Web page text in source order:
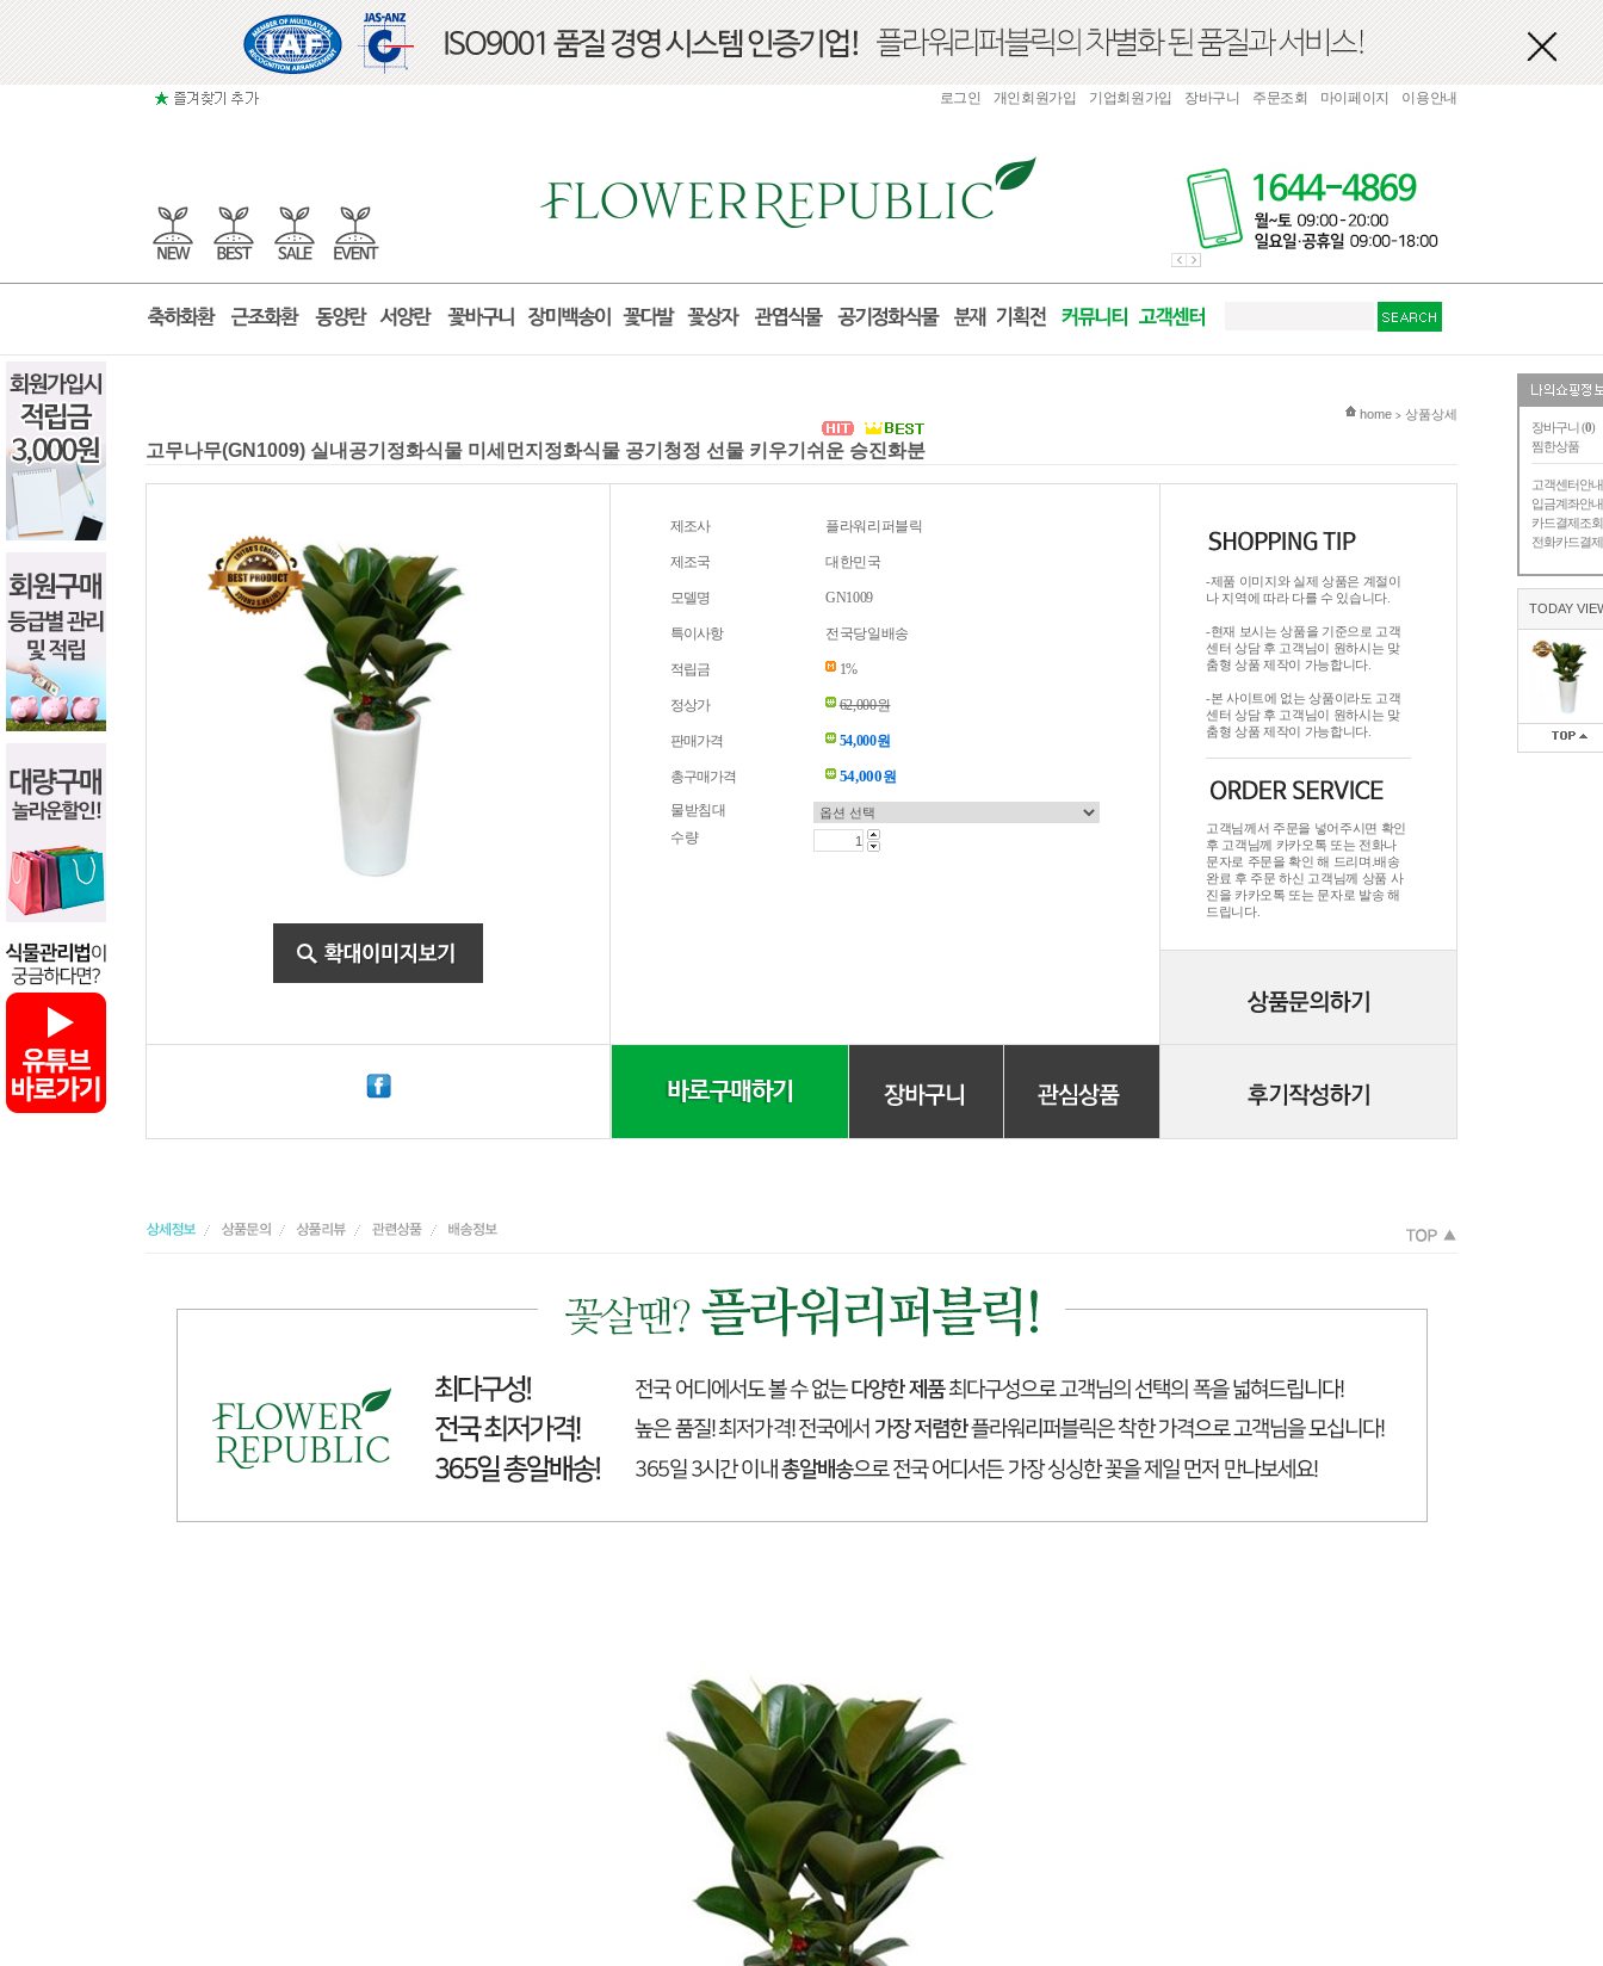
장바구니 (0)
찜한상품
고객센터안내
입금계좌안내
카드결제조회
전화카드결제
TODAY
로그인 개인회원가입 기업회원가입 장바구니 주문조회 마이페이지 이용안내
현재 위치
home > 상품상세
고무나무(GN1009) 실내공기정화식물 미세먼지정화식물 공기청정 선물 키우기쉬운 승진화분
제조사 플라워리퍼블릭
제조국 대한민국
모델명 GN1009
특이사항 전국당일배송
적립금 1%
정상가 62,000원
판매가격 54,000원
총구매가격 54,000원
물받침대
수량
-제품 이미지와 실제 상품은 계절이
나 지역에 따라 다를 수 있습니다.
-현재 보시는 상품을 기준으로 고객
센터 상담 후 고객님이 원하시는 맞
춤형 상품 제작이 가능합니다.
-본 사이트에 없는 상품이라도 고객
센터 상담 후 고객님이 원하시는 맞
춤형 상품 제작이 가능합니다.
고객님께서 주문을 넣어주시면 확인
후 고객님께 카카오톡 또는 전화나
문자로 주문을 확인 해 드리며.배송
완료 후 주문 하신 고객님께 상품 사
진을 카카오톡 또는 문자로 발송 해
드립니다.